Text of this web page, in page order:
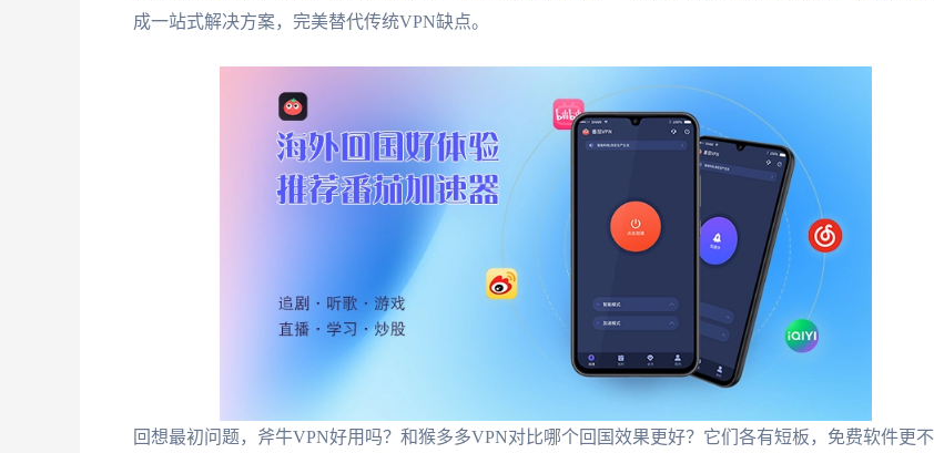
成一站式解决方案，完美替代传统VPN缺点。
回想最初问题，斧牛VPN好用吗？和猴多多VPN对比哪个回国效果更好？它们各有短板，免费软件更不